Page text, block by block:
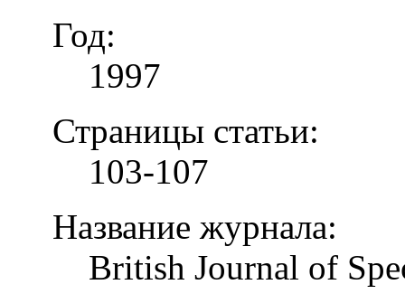
Год:
1997
Страницы статьи:
103-107
Название журнала:
British Journal of